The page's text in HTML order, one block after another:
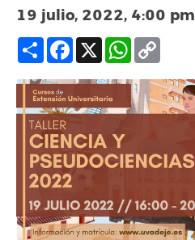
19 julio, 2022, 4:00 pm
Compartir
Facebook
X WhatsApp